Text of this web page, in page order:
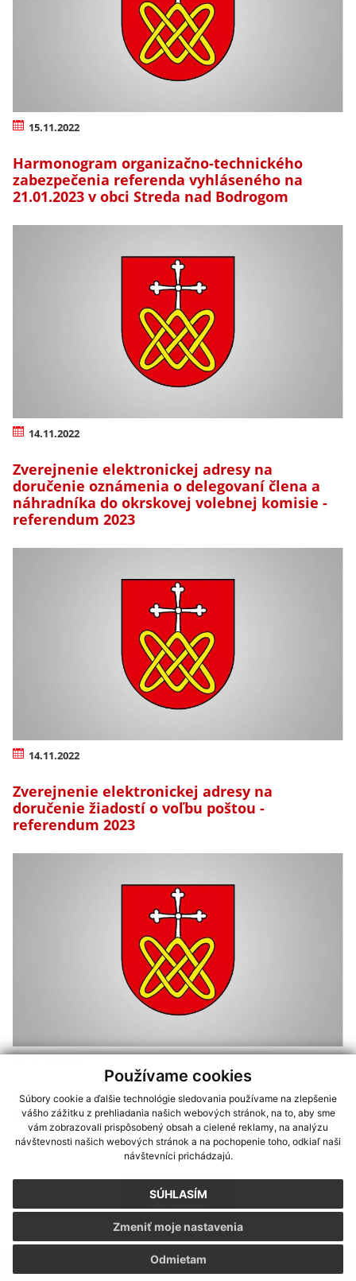
Používame cookies
Súbory cookie a ďalšie technológie sledovania používame na zlepšenie
vášho zážitku z prehliadania našich webových stránok, na to, aby sme
vám zobrazovali prispôsobený obsah a cielené reklamy, na analýzu
návštevnosti našich webových stránok a na pochopenie toho, odkiaľ naši
návštevníci prichádzajú.
SÚHLASÍM
Odmietam
Zmeniť moje nastavenia
15.11.2022
Harmonogram organizačno-technického
zabezpečenia referenda vyhláseného na
21.01.2023 v obci Streda nad Bodrogom
14.11.2022
Zverejnenie elektronickej adresy na
doručenie oznámenia o delegovaní člena a
náhradníka do okrskovej volebnej komisie -
referendum 2023
14.11.2022
Zverejnenie elektronickej adresy na
doručenie žiadostí o voľbu poštou -
referendum 2023
Pozemkové úpravy v katastrálnom území
Streda nad Bodrogom